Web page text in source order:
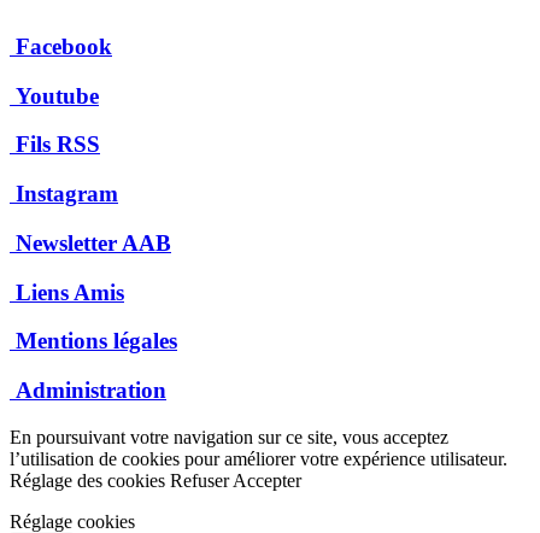
Facebook
Youtube
Fils RSS
Instagram
Newsletter AAB
Liens Amis
Mentions légales
Administration
En poursuivant votre navigation sur ce site, vous acceptez
l’utilisation de cookies pour améliorer votre expérience utilisateur.
Réglage des cookies Refuser Accepter
Réglage cookies